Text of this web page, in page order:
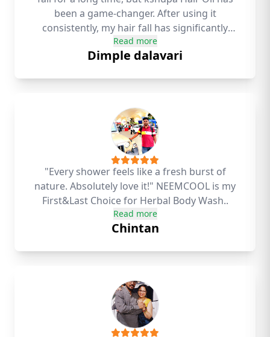
been a game-changer. After using it
consistently, my hair fall has significantly
reduced. Not only that, but I've also noticed
remarkable hair growth. This oil has truly
Read more
Dimple dalavari
"Every shower feels like a fresh burst of
nature. Absolutely love it!" NEEMCOOL is my
First&Last Choice for Herbal Body Wash..
Read more
Chintan